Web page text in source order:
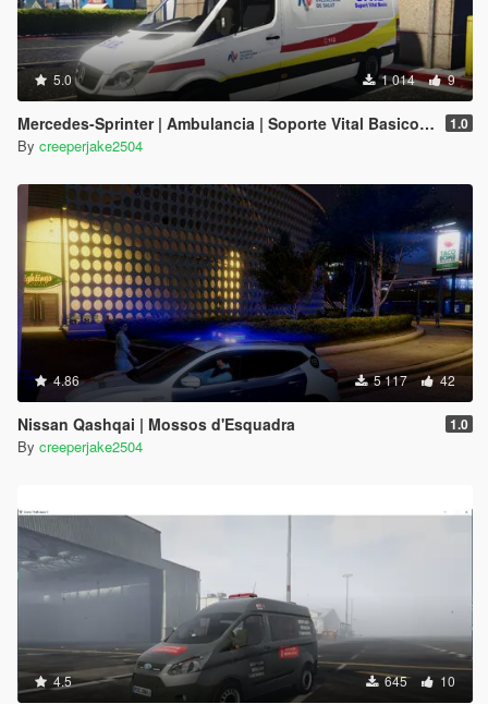
5.0 1 014 9
Mercedes-Sprinter | Ambulancia | Soporte Vital Basico (S.V.B.) | Comunidad Valenciana 1.0
By creeperjake2504
4.86 5 117 42
Nissan Qashqai | Mossos d'Esquadra 1.0
By creeperjake2504
4.5 645 10